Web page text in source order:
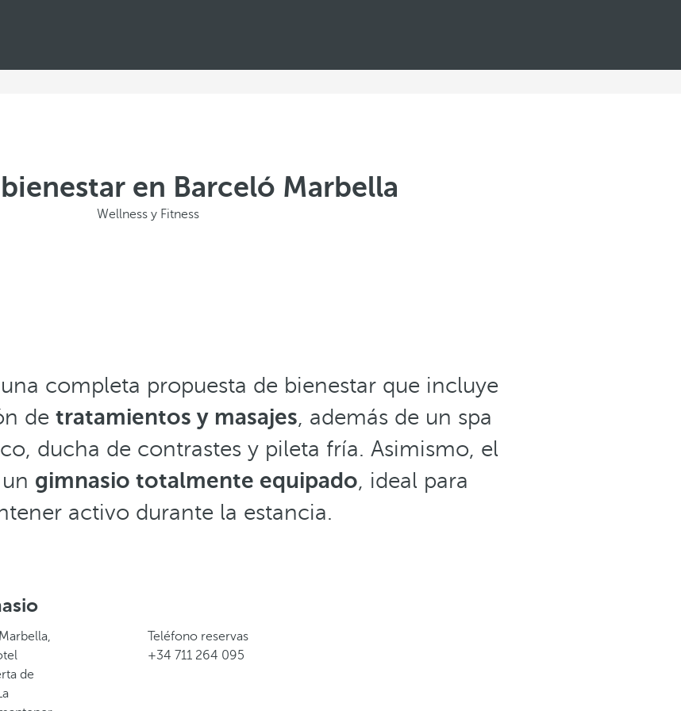
en Barceló Marbella
Wellness y Fitness
completa propuesta de bienestar que incluye
de tratamientos y masajes, además de un spa
ducha de contrastes y pileta fría. Asimismo, el
gimnasio totalmente equipado, ideal para
activo durante la estancia.
de
Teléfono reservas
+34 711 264 095